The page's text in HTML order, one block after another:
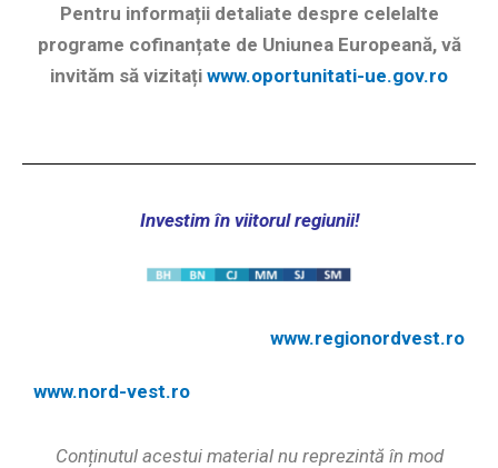
Pentru informații detaliate despre celelalte
programe cofinanțate de Uniunea Europeană, vă
invităm să vizitați www.oportunitati-ue.gov.ro
Investim în viitorul regiunii!
www.regionordvest.ro
www.nord-vest.ro
Conținutul acestui material nu reprezintă în mod